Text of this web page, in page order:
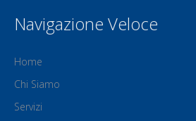
Navigazione Veloce
Home
Chi Siamo
Servizi